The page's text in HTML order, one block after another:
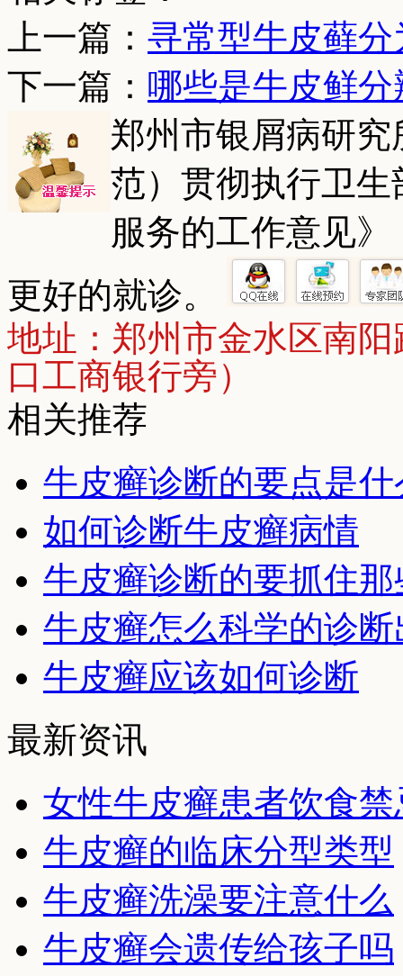
上一篇： 寻常型牛皮藓
下一篇： 哪些是牛皮鲜
郑州市银屑病研
范）贯彻执行卫
服务的工作意见
更好的就诊。
地址：郑州市金水区南
口工商银行旁）
相关推荐
牛皮癣诊断的要点是什
如何诊断牛皮癣病情
牛皮癣诊断的要抓住
牛皮癣怎么科学的诊
牛皮癣应该如何诊断
最新资讯
女性牛皮癣患者饮食禁
牛皮癣的临床分型类型
牛皮癣洗澡要注意什么
牛皮癣会遗传给孩子吗